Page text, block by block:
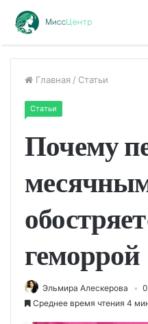
Главная / Статьи
Статьи
Почему
геморрой
Эльмира Алескерова
Среднее время чтения 4